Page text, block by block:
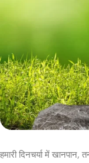
हमारी दिनचर्या में